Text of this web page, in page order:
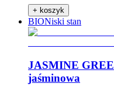
+ koszyk
BIONiski stan
JASMINE
jaśminowa